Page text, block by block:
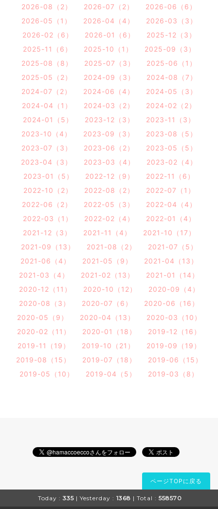
2026-08（2） 2026-07（2）
2026-06（6）
2026-05（1）
2026-04（4）
2026-03（3）
2026-02（6）
2026-01（6）
2025-12（3）
2025-11（6）
2025-10（1）
2025-09（3）
2025-08（8）
2025-07（3）
2025-06（1）
2025-05（2）
2024-09（3）
2024-08（7）
2024-07（2）
2024-06（4）
2024-05（3）
2024-04（1）
2024-03（2）
2024-02（2）
2024-01（5）
2023-12（3）
2023-11（3）
2023-10（4）
2023-09（3）
2023-08（5）
2023-07（3）
2023-06（2）
2023-05（5）
2023-04（3）
2023-03（4）
2023-02（4）
2023-01（5）
2022-12（9）
2022-11（6）
2022-10（2）
2022-08（2）
2022-07（1）
2022-06（2）
2022-05（3）
2022-04（4）
2022-03（1）
2022-02（4）
2022-01（4）
2021-12（3）
2021-11（4）
2021-10（17）
2021-09（13）
2021-08（2）
2021-07（5）
2021-06（4）
2021-05（9）
2021-04（13）
2021-03（4）
2021-02（13）
2021-01（14）
2020-12（11）
2020-10（12）
2020-09（4）
2020-08（3）
2020-07（6）
2020-06（16）
2020-05（9）
2020-04（13）
2020-03（10）
2020-02（11）
2020-01（18）
2019-12（16）
2019-11（19）
2019-10（21）
2019-09（19）
2019-08（15）
2019-07（18）
2019-06（15）
2019-05（10）
2019-04（5） 2019-03（8）
ページTOPに戻る
Today : 335 | Yesterday : 1368 | Total : 558570